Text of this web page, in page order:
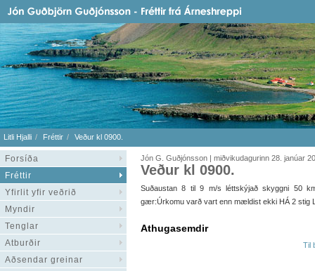
Litli Hjalli Fréttir Veður kl 0900.
Forsíða
Fréttir
Yfirlit yfir veðrið
Myndir
Tenglar
Atburðir
Aðsendar greinar
Jón G. Guðjónsson | miðvikudagurinn 28. janúar
Veður kl 0900.
Suðaustan 8 til 9 m/s léttskýjað skyggni 50
gær:Úrkomu varð vart enn mældist ekki HÁ 2 stig
Athugasemdir
Til